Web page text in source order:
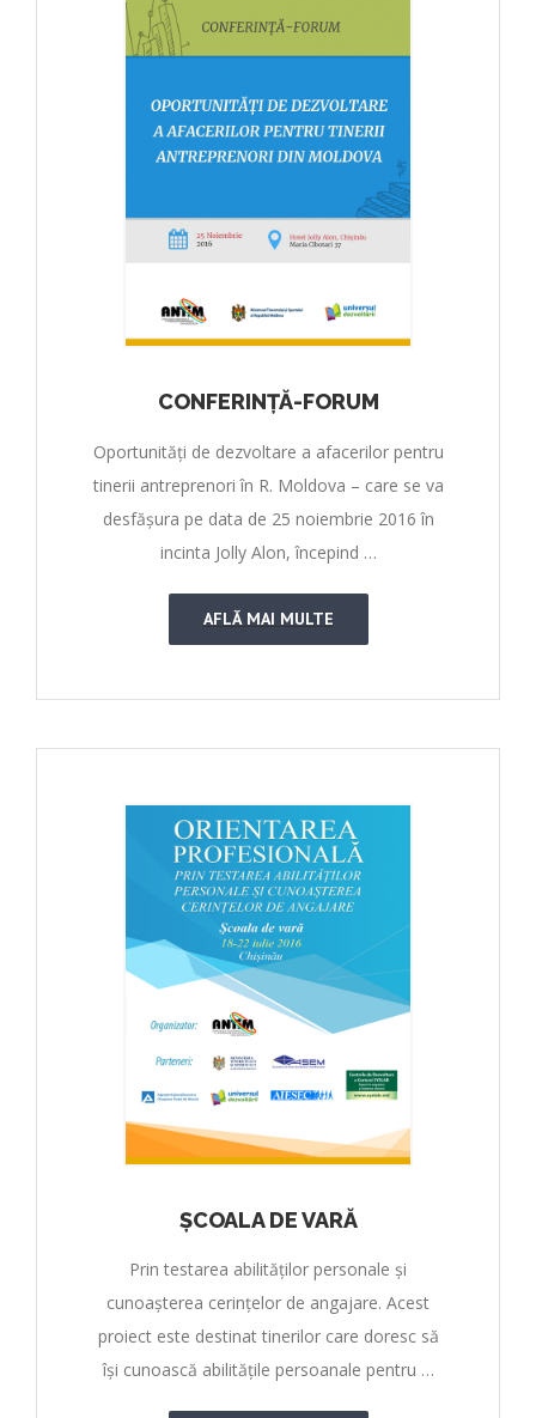
CONFERINȚĂ-FORUM
Oportunități de dezvoltare a afacerilor pentru
tinerii antreprenori în R. Moldova – care se va
desfășura pe data de 25 noiembrie 2016 în
incinta Jolly Alon, începind …
AFLĂ MAI MULTE
ȘCOALA DE VARĂ
Prin testarea abilităților personale și
cunoașterea cerințelor de angajare. Acest
proiect este destinat tinerilor care doresc să
își cunoască abilitățile persoanale pentru …